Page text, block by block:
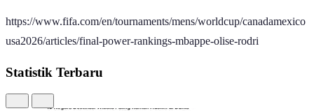
https://www.fifa.com/en/tournaments/mens/worldcup/canadamexico
usa2026/articles/final-power-rankings-mbappe-olise-rodri
Statistik Terbaru